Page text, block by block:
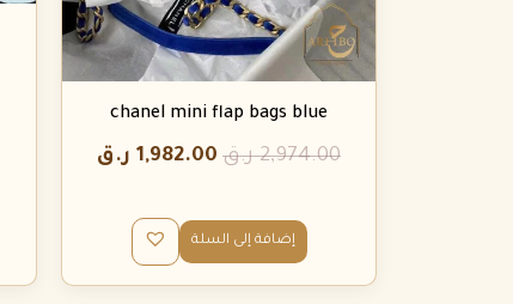
chanel mini flap bags blue
2,974.00 ر.ق 1,982.00 ر.ق
إضافة إلى السلة